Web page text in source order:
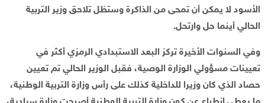
الأسود لا يمكن أن تمحى من الذاكرة وستظل تلاحق وزير التربية
الحالي أينما حل وارتحل.
وفي السنوات الأخيرة تركز البعد الاستبدادي الرمزي أكثر في
تعيينات مسؤولي الوزارة الوصية، فقبل الوزير الحالي تم تعيين
حصاد الذي كان وزيرا للداخلية كذلك على رأس وزارة التربية الوطنية،